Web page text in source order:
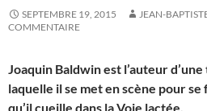
SEPTEMBRE 19, 2015 JEAN-
COMMENTAIRE
Joaquin Baldwin est l’auteur
laquelle il se met en scène pour
qu’il cueille dans la Voie lactée.